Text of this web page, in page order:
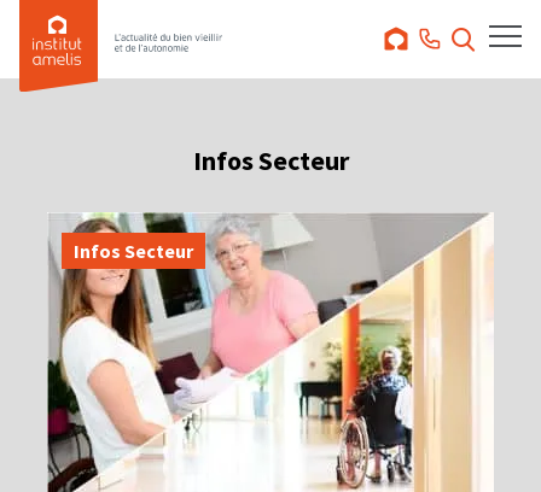
Infos Secteur
Infos Secteur